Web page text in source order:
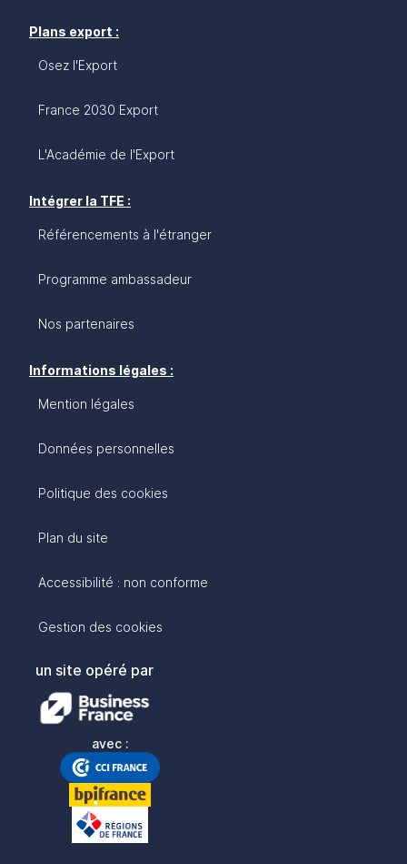
Plans export :
Osez l'Export
France 2030 Export
L'Académie de l'Export
Intégrer la TFE :
Référencements à l'étranger
Programme ambassadeur
Nos partenaires
Informations légales :
Mention légales
Données personnelles
Politique des cookies
Plan du site
Accessibilité : non conforme
Gestion des cookies
un site opéré par
avec :